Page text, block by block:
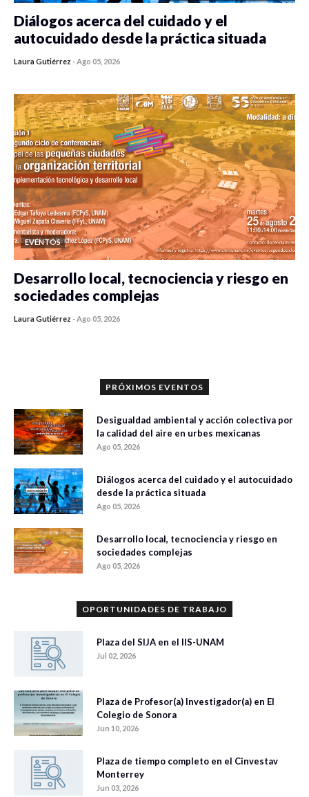
Diálogos acerca del cuidado y el
autocuidado desde la práctica situada
Laura Gutiérrez -Ago 05, 2026
EVENTOS
Desarrollo local, tecnociencia y riesgo en
sociedades complejas
Laura Gutiérrez -Ago 05, 2026
PRÓXIMOS EVENTOS
Desigualdad ambiental y acción colectiva por
la calidad del aire en urbes mexicanas
Ago 05, 2026
Diálogos acerca del cuidado y el autocuidado
desde la práctica situada
Ago 05, 2026
Desarrollo local, tecnociencia y riesgo en
sociedades complejas
Ago 05, 2026
OPORTUNIDADES DE TRABAJO
Plaza del SIJA en el IIS-UNAM
Jul 02, 2026
Plaza de Profesor(a) Investigador(a) en El
Colegio de Sonora
Jun 10, 2026
Plaza de tiempo completo en el Cinvestav
Monterrey
Jun 03, 2026